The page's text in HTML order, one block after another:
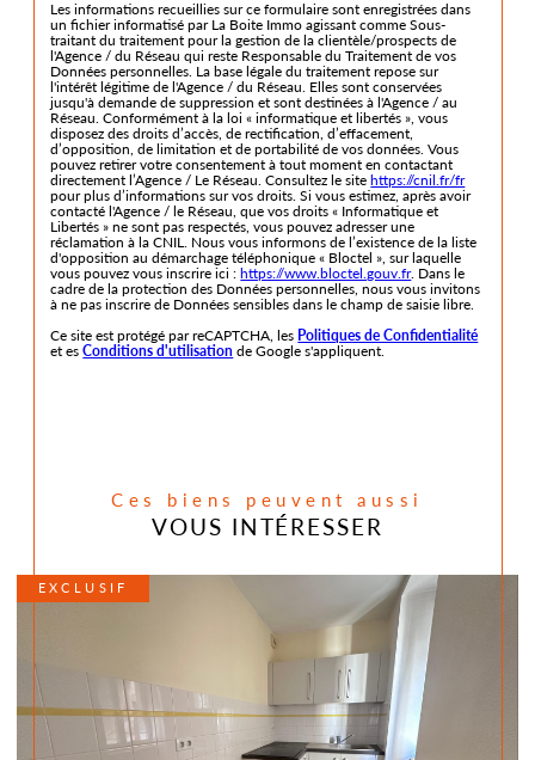
Les informations recueillies sur ce formulaire sont enregistrées dans
un fichier informatisé par La Boite Immo agissant comme Sous-
traitant du traitement pour la gestion de la clientèle/prospects de
l'Agence / du Réseau qui reste Responsable du Traitement de vos
Données personnelles. La base légale du traitement repose sur
l'intérêt légitime de l'Agence / du Réseau. Elles sont conservées
jusqu'à demande de suppression et sont destinées à l'Agence / au
Réseau. Conformément à la loi « informatique et libertés », vous
disposez des droits d’accès, de rectification, d’effacement,
d’opposition, de limitation et de portabilité de vos données. Vous
pouvez retirer votre consentement à tout moment en contactant
directement l’Agence / Le Réseau. Consultez le site https://cnil.fr/fr
pour plus d’informations sur vos droits. Si vous estimez, après avoir
contacté l'Agence / le Réseau, que vos droits « Informatique et
Libertés » ne sont pas respectés, vous pouvez adresser une
réclamation à la CNIL. Nous vous informons de l’existence de la liste
d'opposition au démarchage téléphonique « Bloctel », sur laquelle
vous pouvez vous inscrire ici : https://www.bloctel.gouv.fr. Dans le
cadre de la protection des Données personnelles, nous vous invitons
à ne pas inscrire de Données sensibles dans le champ de saisie libre.
Ce site est protégé par reCAPTCHA, les Politiques de Confidentialité
et esConditions d'utilisation de Google s'appliquent.
Ces biens peuvent aussi
VOUS INTÉRESSER
EXCLUSIF